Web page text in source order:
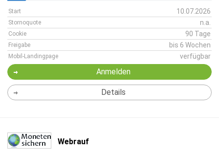
Start 10.07.2026
Stornoquote n.a.
Cookie 90 Tage
Freigabe bis 6 Wochen
Mobil-Landingpage verfügbar
Anmelden
Details
Webrauf